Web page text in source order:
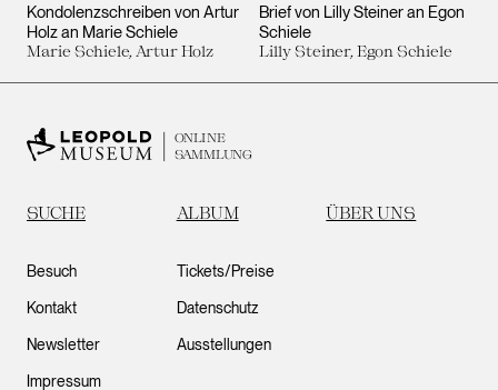
Kondolenzschreiben von Artur
Holz an Marie Schiele
Marie Schiele, Artur Holz
Brief von Lilly Steiner an Egon
Schiele
Lilly Steiner, Egon Schiele
ONLINE
SAMMLUNG
SUCHE ALBUM ÜBER UNS
Besuch
Kontakt
Newsletter
Impressum
Tickets/Preise
Datenschutz
Ausstellungen